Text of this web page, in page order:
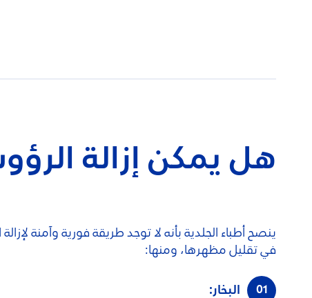
هل يمكن إزالة
ينصح أطباء الجلدية بأنه لا توجد طريقة فورية وآمنة
في تقليل مظهرها، ومنها:
البخار: